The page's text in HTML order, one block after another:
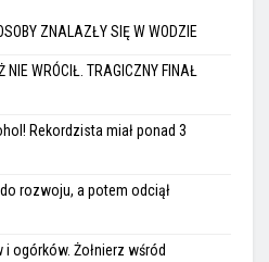
ZNALAZŁY SIĘ W WODZIE
WRÓCIŁ. TRAGICZNY FINAŁ
Rekordzista miał ponad 3
rozwoju, a potem odciął
ogórków. Żołnierz wśród